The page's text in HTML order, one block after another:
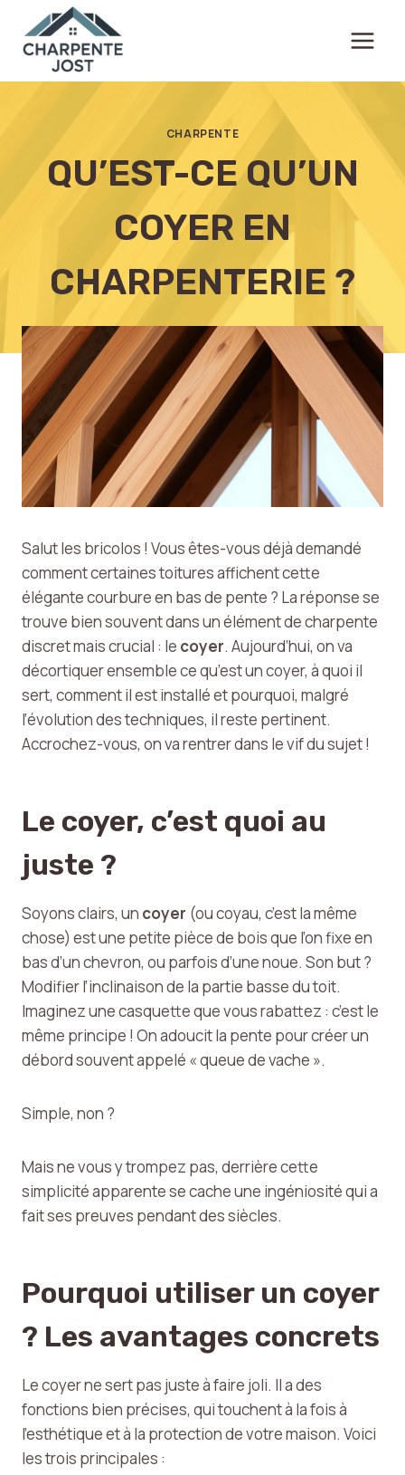
contenu
CHARPENTE
QU’EST-CE QU’UN
COYER EN
CHARPENTERIE ?
Salut les bricolos ! Vous êtes-vous déjà demandé
comment certaines toitures affichent cette
élégante courbure en bas de pente ? La réponse se
trouve bien souvent dans un élément de charpente
discret mais crucial : le coyer. Aujourd’hui, on va
décortiquer ensemble ce qu’est un coyer, à quoi il
sert, comment il est installé et pourquoi, malgré
l’évolution des techniques, il reste pertinent.
Accrochez-vous, on va rentrer dans le vif du sujet !
Le coyer, c’est quoi au
juste ?
Soyons clairs, un coyer (ou coyau, c’est la même
chose) est une petite pièce de bois que l’on fixe en
bas d’un chevron, ou parfois d’une noue. Son but ?
Modifier l’inclinaison de la partie basse du toit.
Imaginez une casquette que vous rabattez : c’est le
même principe ! On adoucit la pente pour créer un
débord souvent appelé « queue de vache ».
Simple, non ?
Mais ne vous y trompez pas, derrière cette
simplicité apparente se cache une ingéniosité qui a
fait ses preuves pendant des siècles.
Pourquoi utiliser un coyer
? Les avantages concrets
Le coyer ne sert pas juste à faire joli. Il a des
fonctions bien précises, qui touchent à la fois à
l’esthétique et à la protection de votre maison. Voici
les trois principales :